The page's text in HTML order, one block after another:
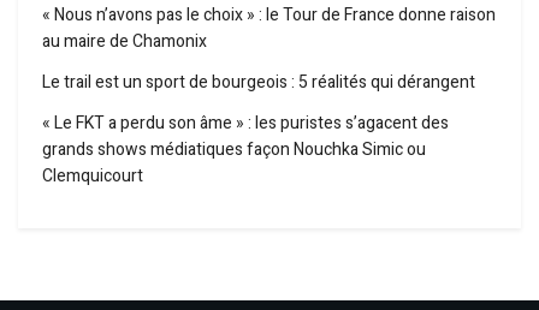
« Nous n’avons pas le choix » : le Tour de France donne raison
au maire de Chamonix
Le trail est un sport de bourgeois : 5 réalités qui dérangent
« Le FKT a perdu son âme » : les puristes s’agacent des
grands shows médiatiques façon Nouchka Simic ou
Clemquicourt